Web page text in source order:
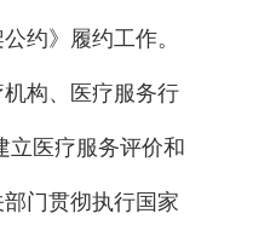
约》履约工作。
机构、医疗服务行
立医疗服务评价和
门贯彻执行国家